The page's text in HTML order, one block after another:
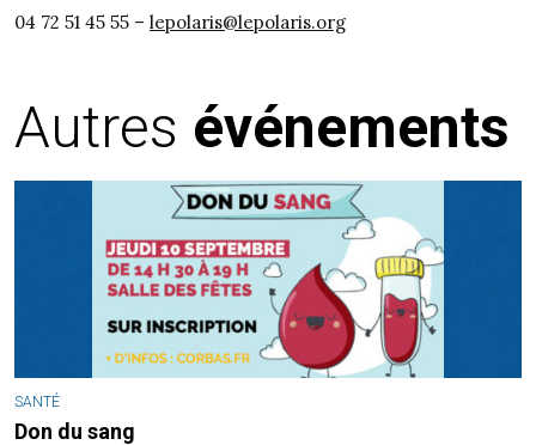
04 72 51 45 55 – lepolaris@lepolaris.org
Autres événements
SANTÉ
Don du sang